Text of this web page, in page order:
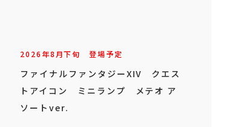
2026年7月下旬登場
ドラゴンクエスト AM ベル付きフ